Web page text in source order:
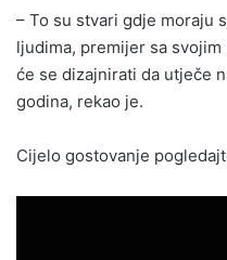
– To su stvari gdje moraju
ljudima, premijer sa
će se dizajnirati da utječe
godina, rekao je.
Cijelo gostovanje